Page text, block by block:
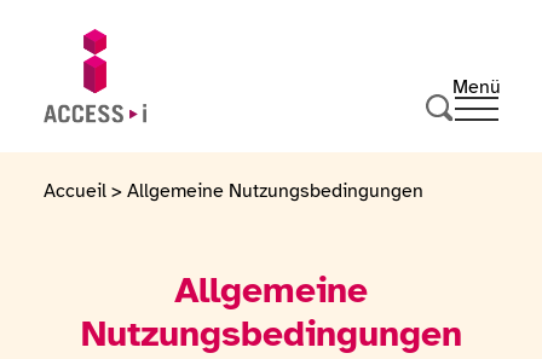
Zum Inhalt springen
Menü
Ouvrir
Accueil > Allgemeine Nutzungsbedingungen
Allgemeine
Nutzungsbedingungen